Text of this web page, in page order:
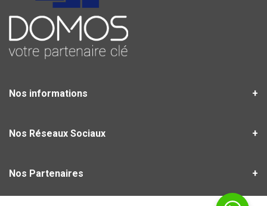
Nos informations
Nos Réseaux Sociaux
Nos Partenaires